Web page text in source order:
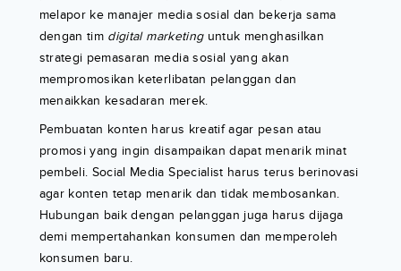
melapor ke manajer media sosial dan bekerja sama
dengan tim digital marketinguntuk menghasilkan
strategi pemasaran media sosial yang akan
mempromosikan keterlibatan pelanggan dan
menaikkan kesadaran merek.
Pembuatan konten harus kreatif agar pesan atau
promosi yang ingin disampaikan dapat menarik minat
pembeli. Social Media Specialist harus terus berinovasi
agar konten tetap menarik dan tidak membosankan.
Hubungan baik dengan pelanggan juga harus dijaga
demi mempertahankan konsumen dan memperoleh
konsumen baru.